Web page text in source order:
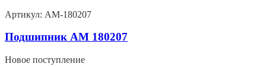
Артикул: AM-180207
Подшипник AM 180207
Новое поступление